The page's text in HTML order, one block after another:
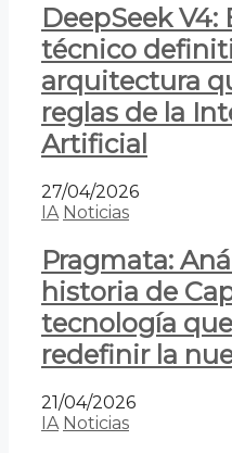
DeepSeek V4:
técnico
arquitectura
reglas de la
Artificial
27/04/2026
IA Noticias
Pragmata:
historia de
tecnología
redefinir la
21/04/2026
IA Noticias